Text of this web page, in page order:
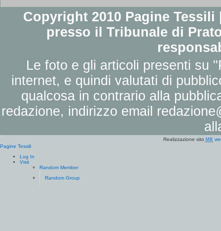
Copyright 2010 Pagine
presso il Tribunale di
Le foto e gli articoli presenti su
internet, e quindi valutati di
qualcosa in contrario alla
redazione, indirizzo email
Realizzazione sito MB
Pagine Tessili
Log In
Visit
Random Member
Random Group